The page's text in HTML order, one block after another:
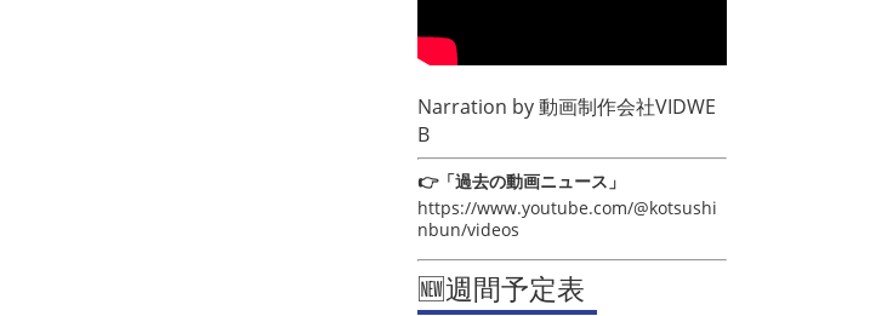
Narration by動画制作会社VIDWE
B
👉「過去の動画ニュース」
https://www.youtube.com/@kotsushi
nbun/videos
🆕週間予定表